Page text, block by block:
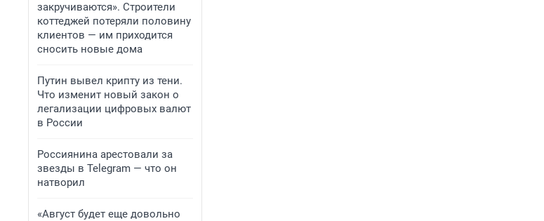
закручиваются». Строители
коттеджей потеряли половину
клиентов — им приходится
сносить новые дома
Путин вывел крипту из тени.
Что изменит новый закон о
легализации цифровых валют
в России
Россиянина арестовали за
звезды в Telegram — что он
натворил
«Август будет еще довольно